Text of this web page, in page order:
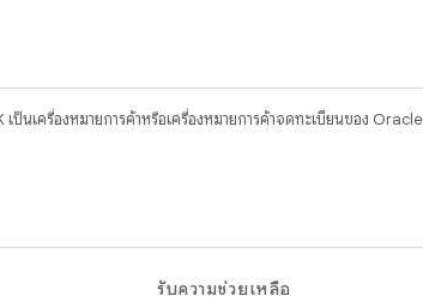
ป็นเครื่องหมายการค้าหรือเครื่องหมายการค้าจดทะเบียนของ Oracle
รับความช่วยเหลือ